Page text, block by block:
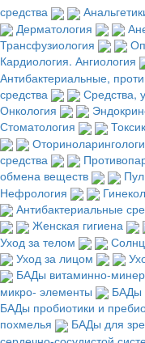
средства
Дерматология
Трансфузиология
Кардиология. Ангиология
Антибактериальные,
средства
Средства,
Онкология
Стоматология
средства
обмена веществ
Нефрология
Антибактериальные
Женская гигиена
Уход за телом
Уход за лицом
БАДы витаминно-
микро- элементы
БАДы
БАДы пробиотики и
похмелья
БАДы для